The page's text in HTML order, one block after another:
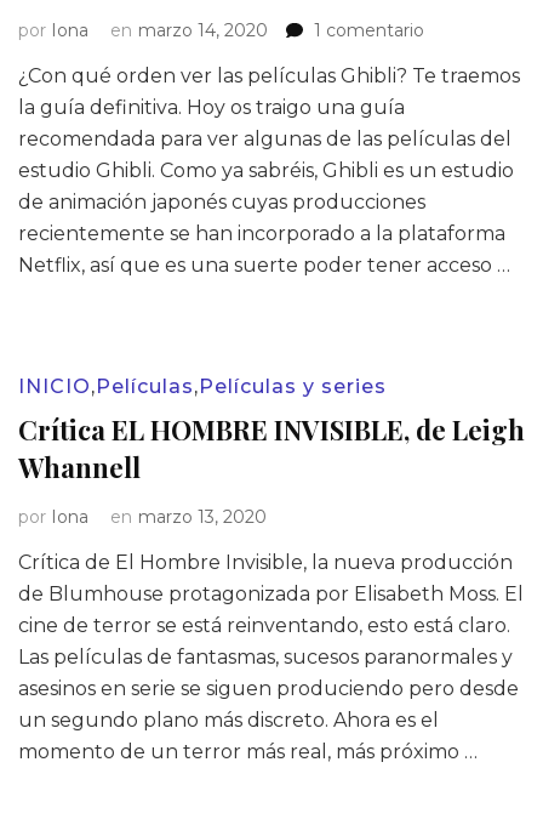
por Iona en marzo 14, 2020 1 comentario
básica:
qué
ver
las
películas
GHIBLI
¿Con qué orden ver las películas Ghibli? Te traemos
la guía definitiva. Hoy os traigo una guía
recomendada para ver algunas de las películas del
estudio Ghibli. Como ya sabréis, Ghibli es un estudio
de animación japonés cuyas producciones
recientemente se han incorporado a la plataforma
Netflix, así que es una suerte poder tener acceso …
INICIO,Películas,Películas y series
Crítica EL HOMBRE INVISIBLE, de Leigh
Whannell
por Iona en marzo 13, 2020
Crítica de El Hombre Invisible, la nueva producción
de Blumhouse protagonizada por Elisabeth Moss. El
cine de terror se está reinventando, esto está claro.
Las películas de fantasmas, sucesos paranormales y
asesinos en serie se siguen produciendo pero desde
un segundo plano más discreto. Ahora es el
momento de un terror más real, más próximo …